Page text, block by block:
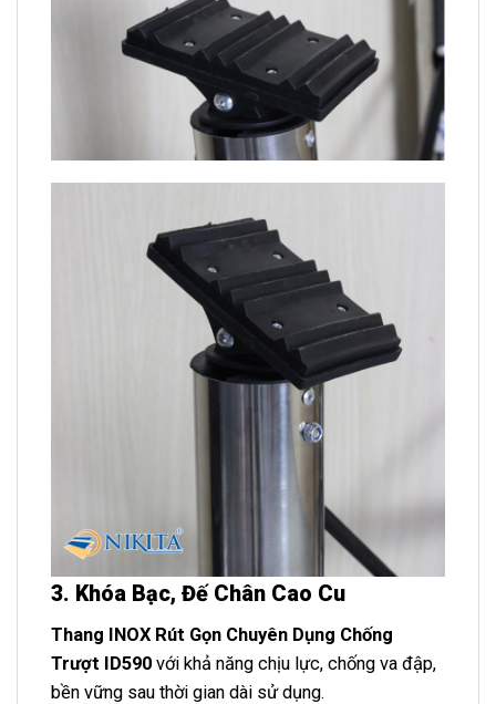
3. Khóa Bạc, Đế Chân Cao Cu
Thang INOX Rút Gọn Chuyên Dụng Chống
Trượt ID590 với khả năng chịu lực, chống va đập,
bền vững sau thời gian dài sử dụng.